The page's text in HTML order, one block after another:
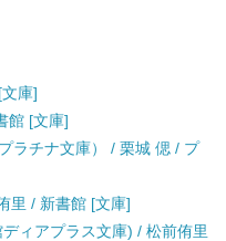
庫]
館 [文庫]
ラチナ文庫） / 栗城 偲 / プ
里 / 新書館 [文庫]
ィアプラス文庫) / 松前侑里